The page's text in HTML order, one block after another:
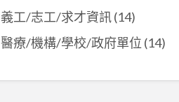
義工/志工/求才資訊(14)
醫療/機構/學校/政府單位 (14)